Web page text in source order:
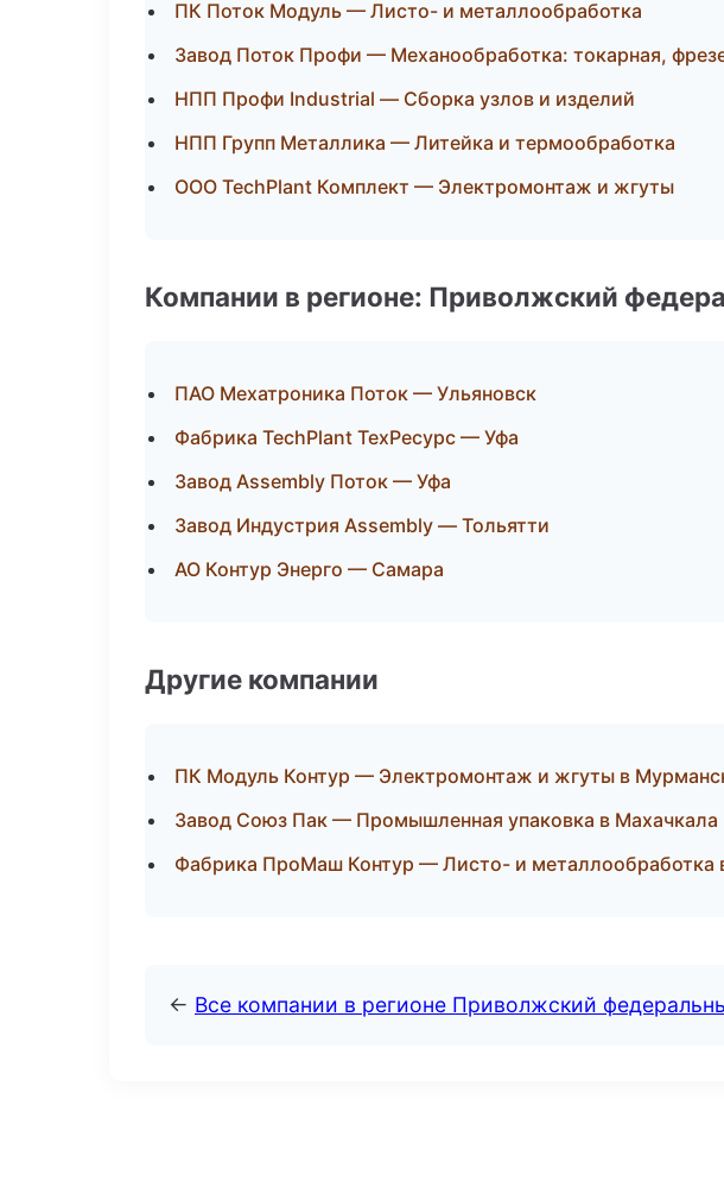
ПК Поток Модуль — Листо- и металлообработка
Завод Поток Профи — Механообработка: токарная,
НПП Профи Industrial — Сборка узлов и изделий
НПП Групп Металлика — Литейка и термообработка
ООО TechPlant Комплект — Электромонтаж и жгуты
Компании в регионе: Приволжский
ПАО Мехатроника Поток — Ульяновск
Фабрика TechPlant ТехРесурс — Уфа
Завод Assembly Поток — Уфа
Завод Индустрия Assembly — Тольятти
АО Контур Энерго — Самара
Другие компании
ПК Модуль Контур — Электромонтаж и жгуты в
Завод Союз Пак — Промышленная упаковка в Махачкала
Фабрика ПроМаш Контур — Листо- и металлообработка
← Все компании в регионе Приволжский